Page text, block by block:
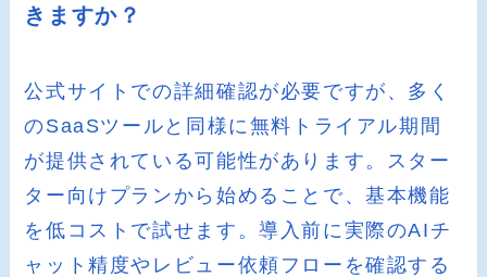
きますか？
公式サイトでの詳細確認が必要ですが、多く
のSaaSツールと同様に無料トライアル期間
が提供されている可能性があります。スター
ター向けプランから始めることで、基本機能
を低コストで試せます。導入前に実際のAIチ
ャット精度やレビュー依頼フローを確認する